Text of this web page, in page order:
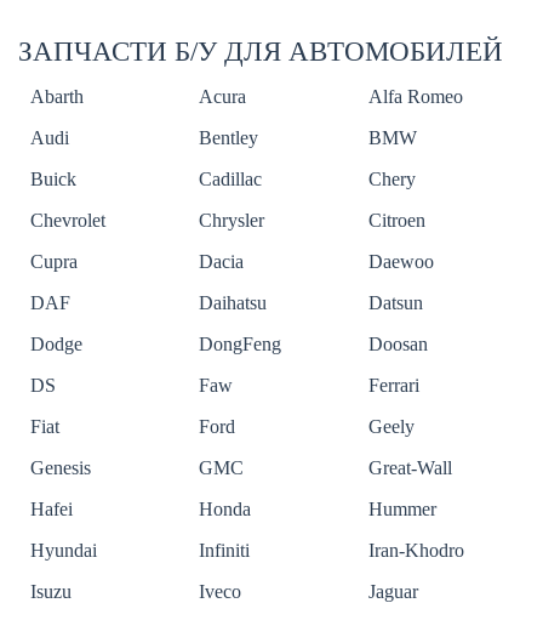
ЗАПЧАСТИ Б/У ДЛЯ АВТОМОБИЛЕЙ
Abarth Acura
Alfa Romeo
Audi
Bentley
BMW
Buick
Cadillac
Chery
Chevrolet
Chrysler
Citroen
Cupra
Dacia
Daewoo
DAF
Daihatsu
Datsun
Dodge
DongFeng
Doosan
DS
Faw
Ferrari
Fiat
Ford
Geely
Genesis
GMC
Great-Wall
Hafei
Honda
Hummer
Hyundai
Infiniti
Iran-Khodro
Isuzu
Iveco
Jaguar